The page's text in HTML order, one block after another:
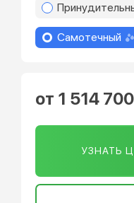
Самотечный
от 1 514
УЗНАТЬ